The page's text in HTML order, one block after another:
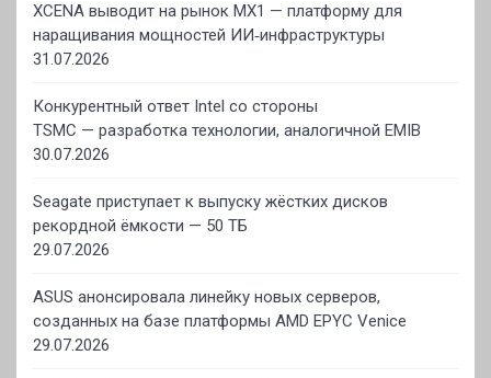
XCENA выводит на рынок MX1 — платформу для
наращивания мощностей ИИ‑инфраструктуры
31.07.2026
Конкурентный ответ Intel со стороны
TSMC — разработка технологии, аналогичной EMIB
30.07.2026
Seagate приступает к выпуску жёстких дисков
рекордной ёмкости — 50 ТБ
29.07.2026
ASUS анонсировала линейку новых серверов,
созданных на базе платформы AMD EPYC Venice
29.07.2026